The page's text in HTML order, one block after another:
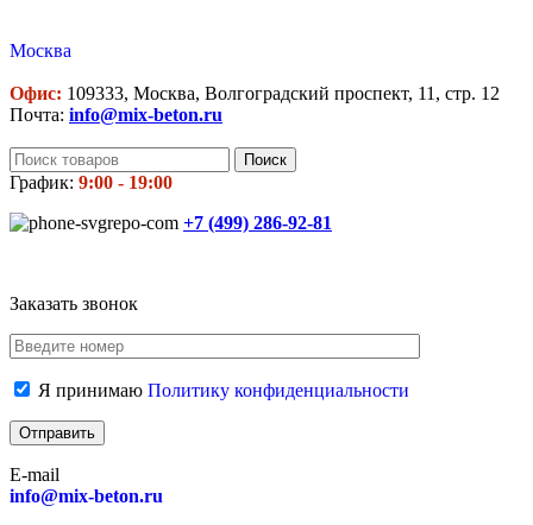
Москва
Офис: 109333, Москва, Волгоградский проспект, 11, стр. 12
Почта: info@mix-beton.ru
Поиск
График: 9:00 - 19:00
+7 (499) 286-92-81
Заказать звонок
Я принимаю Политику конфиденциальности
E-mail
info@mix-beton.ru